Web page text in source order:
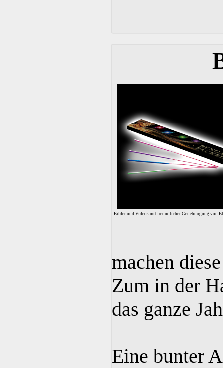
Bilder und Videos mit freundlicher Genehmigung von
machen
Zum in der
das ganze
Eine bunter